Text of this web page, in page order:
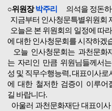
○위원장박주리
의석을 정돈하
지금부터 인사청문특별위원회
오늘은 본 위원회의 일정에 따
에 대한 인사청문회를 시작하겠
오늘 인사청문회는 과천문화
는 자리인 만큼 위원님들께서
성 및 직무수행능력, 대표이사
에 대한 철저한 검증이 이루어
길 바랍니다.
아울러 과천문화재단 대표이